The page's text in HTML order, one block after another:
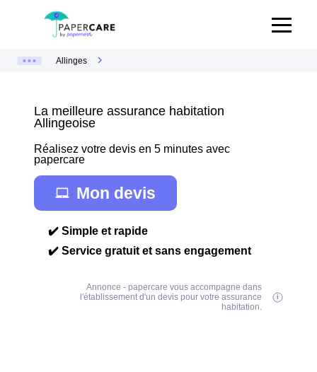
Allinges
La meilleure assurance habitation
Allingeoise
Réalisez votre devis en 5 minutes avec
papercare
Mon devis
✔️ Simple et rapide
✔️ Service gratuit et sans engagement
Annonce - papercare vous accompagne dans
l'établissement d'un devis pour votre assurance
habitation.